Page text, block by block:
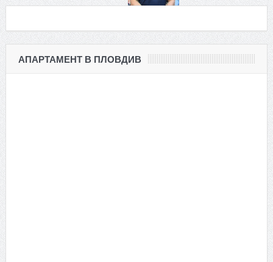
АПАРТАМЕНТ В ПЛОВДИВ